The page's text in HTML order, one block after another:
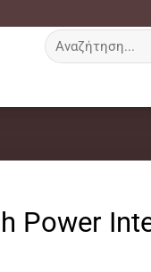
Αναζήτηση
για:
Power